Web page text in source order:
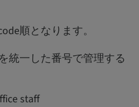
順となります。
統一した番号で管理する
staff